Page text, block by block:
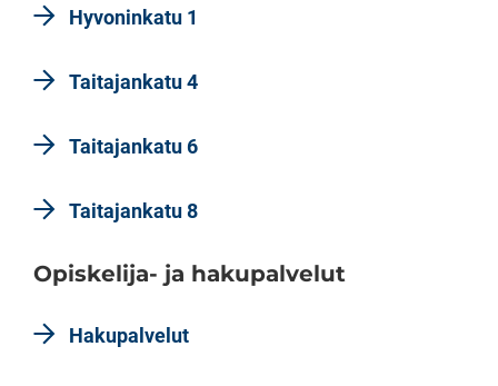
Hyvoninkatu 1
Taitajankatu 4
Taitajankatu 6
Taitajankatu 8
Opiskelija- ja hakupalvelut
Hakupalvelut